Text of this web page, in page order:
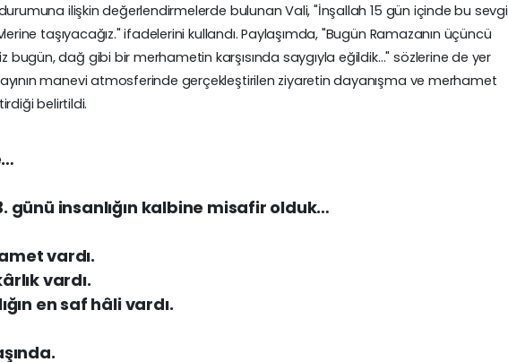
ilişkin değerlendirmelerde bulunan Vali, "İnşallah 15 gün içinde bu sevgi
taşıyacağız." ifadelerini kullandı. Paylaşımda, "Bugün Ramazanın üçüncü
bugün, dağ gibi bir merhametin karşısında saygıyla eğildik…" sözlerine de yer
manevi atmosferinde gerçekleştirilen ziyaretin dayanışma ve merhamet
belirtildi.
günü insanlığın kalbine misafir olduk…
vardı.
vardı.
en saf hâli vardı.